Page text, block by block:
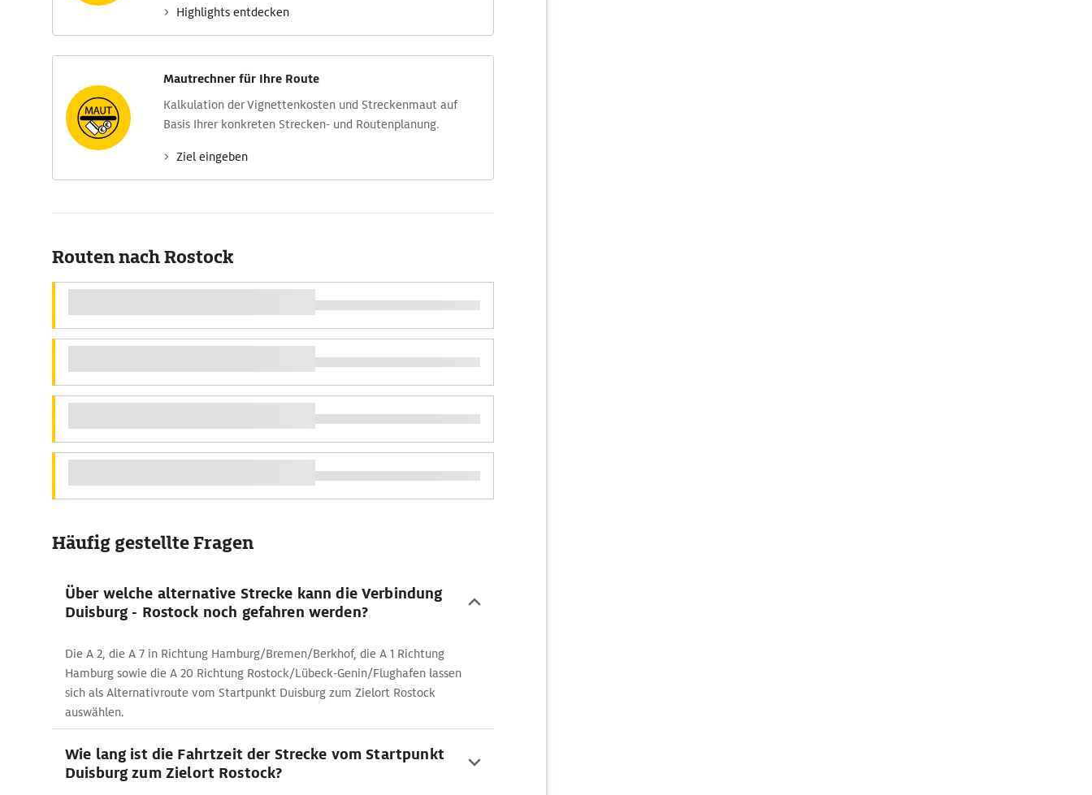
Highlights entdecken
Mautrechner für Ihre Route
Kalkulation der Vignettenkosten und Streckenmaut auf
Basis Ihrer konkreten Strecken- und Routenplanung.
Ziel eingeben
Routen nach Rostock
Häufig gestellte Fragen
Über welche alternative Strecke kann die Verbindung
Duisburg - Rostock noch gefahren werden?
Die A 2, die A 7 in Richtung Hamburg/Bremen/Berkhof, die A 1 Richtung
Hamburg sowie die A 20 Richtung Rostock/Lübeck-Genin/Flughafen lassen
sich als Alternativroute vom Startpunkt Duisburg zum Zielort Rostock
auswählen.
Wie lang ist die Fahrtzeit der Strecke vom Startpunkt
Duisburg zum Zielort Rostock?